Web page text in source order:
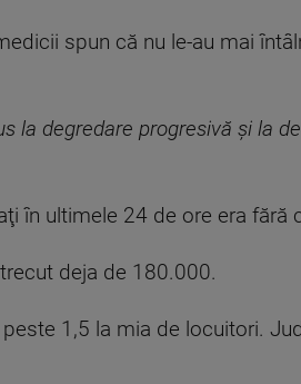
spun că nu le-au mai
la degredare progresivă şi la
în ultimele 24 de ore era fără
deja de 180.000.
1,5 la mia de locuitori.